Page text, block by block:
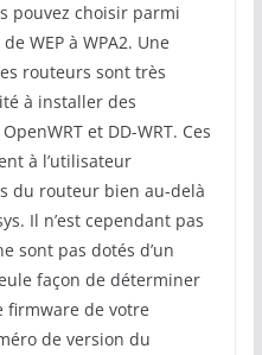
pouvez choisir parmi
WEP à WPA2. Une
routeurs sont très
à installer des
et DD-WRT. Ces
à l’utilisateur
du routeur bien au-delà
Il n’est cependant pas
sont pas dotés d’un
façon de déterminer
firmware de votre
de version du